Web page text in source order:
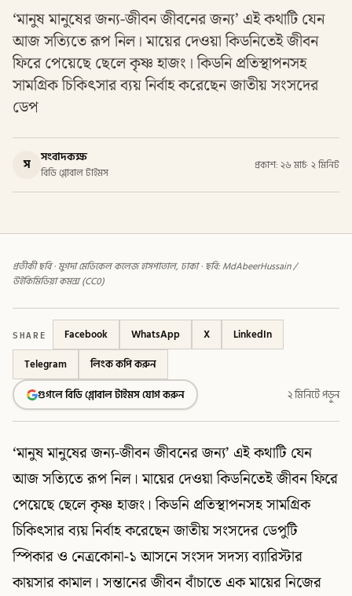
‘মানুষ মানুষের জন্য-জীবন জীবনের জন্য’ এই কথাটি যেন
আজ সত্যিতে রূপ নিল। মায়ের দেওয়া কিডনিতেই জীবন
ফিরে পেয়েছে ছেলে কৃষ্ণ হাজং। কিডনি প্রতিস্থাপনসহ
সামগ্রিক চিকিৎসার ব্যয় নির্বাহ করেছেন জাতীয় সংসদের
ডেপ
স সংবাদকক্ষ
বিডি গ্লোবাল টাইমস
প্রকাশ: ২৬ মার্চ· ২ মিনিট
প্রতীকী ছবি · মুগদা মেডিকেল কলেজ হাসপাতাল, ঢাকা · ছবি: MdAbeerHussain /
উইকিমিডিয়া কমন্স (CC0)
SHARE Facebook WhatsApp X
LinkedIn
Telegram
লিংক কপি করুন
গুগলে বিডি গ্লোবাল টাইমস যোগ করুন
২ মিনিটে পড়ুন
‘মানুষ মানুষের জন্য-জীবন জীবনের জন্য’ এই কথাটি যেন
আজ সত্যিতে রূপ নিল। মায়ের দেওয়া কিডনিতেই জীবন ফিরে
পেয়েছে ছেলে কৃষ্ণ হাজং। কিডনি প্রতিস্থাপনসহ সামগ্রিক
চিকিৎসার ব্যয় নির্বাহ করেছেন জাতীয় সংসদের ডেপুটি
স্পিকার ও নেত্রকোনা-১ আসনে সংসদ সদস্য ব্যারিস্টার
কায়সার কামাল। সন্তানের জীবন বাঁচাতে এক মায়ের নিজের